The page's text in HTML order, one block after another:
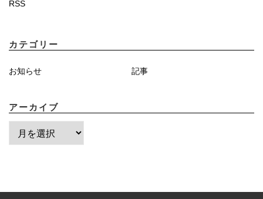
RSS
カテゴリー
お知らせ 記事
アーカイブ
ー
ブ